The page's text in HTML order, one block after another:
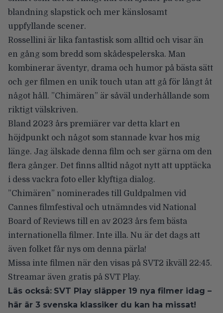
blandning slapstick och mer känslosamt
uppfyllande scener.
Rossellini är lika fantastisk som alltid och visar än
en gång som bredd som skådespelerska. Man
kombinerar äventyr, drama och humor på bästa sätt
och ger filmen en unik touch utan att gå för långt åt
något håll. ”Chimären” är såväl underhållande som
riktigt välskriven.
Bland 2023 års premiärer var detta klart en
höjdpunkt och något som stannade kvar hos mig
länge. Jag älskade denna film och ser gärna om den
flera gånger. Det finns alltid något nytt att upptäcka
i dess vackra foto eller klyftiga dialog.
”Chimären” nominerades till Guldpalmen vid
Cannes filmfestival och utnämndes vid National
Board of Reviews till en av 2023 års fem bästa
internationella filmer. Inte illa. Nu är det dags att
även folket får nys om denna pärla!
Missa inte filmen när den visas på SVT2 ikväll 22:45.
Streamar även gratis på SVT Play.
Läs också: SVT Play släpper 19 nya filmer idag –
här är 3 svenska klassiker du kan ha missat!